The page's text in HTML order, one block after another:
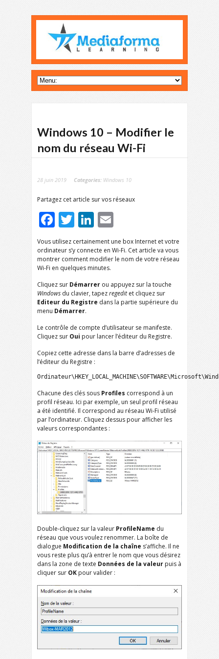
Windows 10 – Modifier le
nom du réseau Wi-Fi
28 juin 2019 Categories: Windows 10
Partagez cet article sur vos réseaux
Facebook
TwitterLinkedIn
Vous utilisez certainement une box Internet et votre
ordinateur s’y connecte en Wi-Fi. Cet article va vous
montrer comment modifier le nom de votre réseau
Wi-Fi en quelques minutes.
Cliquez sur Démarrer ou appuyez sur la touche
Windows du clavier, tapezregeditet cliquez sur
Editeur du Registre dans la partie supérieure du
menu Démarrer.
Le contrôle de compte d’utilisateur se manifeste.
Cliquez sur Oui pour lancer l’éditeur du Registre.
Copiez cette adresse dans la barre d’adresses de
l’éditeur du Registre :
Chacune des clés sous Profiles correspond à un
profil réseau. Ici par exemple, un seul profil réseau
a été identifié. Il correspond au réseau Wi-Fi utilisé
par l’ordinateur. Cliquez dessus pour afficher les
valeurs correspondantes :
Double-cliquez sur la valeur ProfileName du
réseau que vous voulez renommer. La boîte de
dialogue Modification de la chaîne s’affiche. Il ne
vous reste plus qu’à entrer le nom que vous désirez
dans la zone de texte Données de la valeur puis à
cliquer sur OK pour valider :